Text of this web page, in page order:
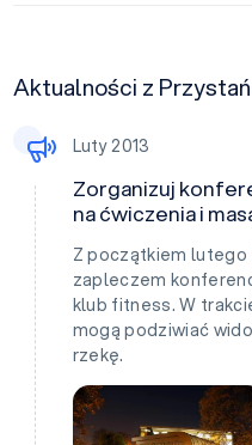
Aktualności z
Luty 2013
Zorganizuj
na ćwiczenia i
Z początkiem lutego
zapleczem
klub fitness. W
mogą podziwiać
rzekę.